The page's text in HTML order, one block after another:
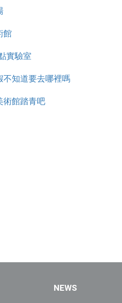
一
點
實
驗
續
館
實驗室
不知道要去哪裡嗎
術館踏青吧
NEWS